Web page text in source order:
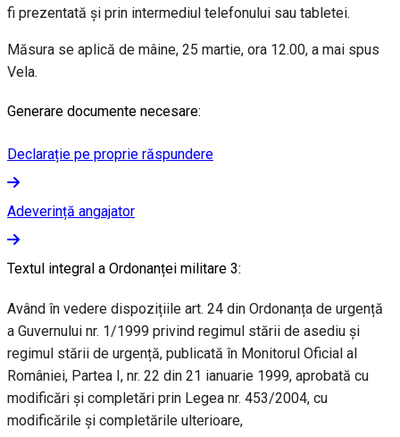
fi prezentată și prin intermediul telefonului sau tabletei.
Măsura se aplică de mâine, 25 martie, ora 12.00, a mai spus
Vela.
Generare documente necesare:
Declarație pe proprie răspundere
Adeverință angajator
Textul integral a Ordonanței militare 3:
Având în vedere dispozițiile art. 24 din Ordonanța de urgență
a Guvernului nr. 1/1999 privind regimul stării de asediu și
regimul stării de urgență, publicată în Monitorul Oficial al
României, Partea I, nr. 22 din 21 ianuarie 1999, aprobată cu
modificări și completări prin Legea nr. 453/2004, cu
modificările și completările ulterioare,